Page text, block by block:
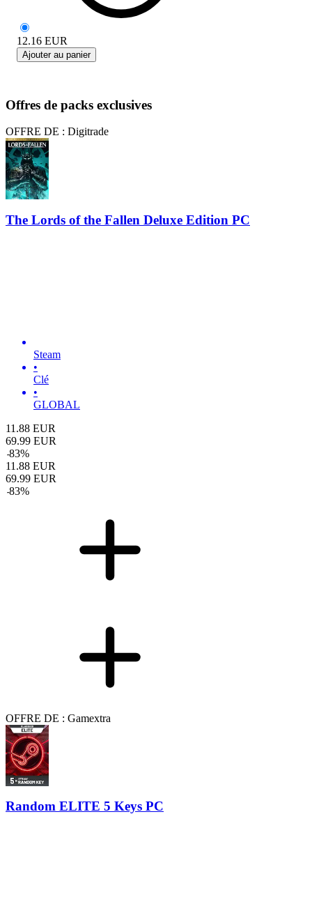
12.16 EUR
Ajouter au panier
Offres de packs exclusives
OFFRE DE : Digitrade
The Lords of the Fallen Deluxe Edition PC
Steam
•
Clé
•
GLOBAL
11.88 EUR
69.99 EUR
-83%
11.88 EUR
69.99 EUR
-83%
OFFRE DE : Gamextra
Random ELITE 5 Keys PC